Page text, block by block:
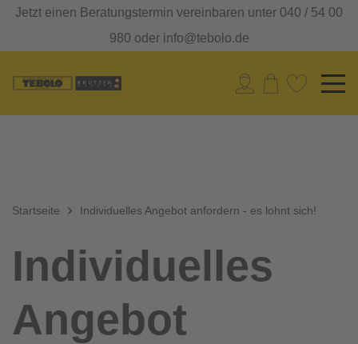
Jetzt einen Beratungstermin vereinbaren unter 040 / 54 00
980 oder info@tebolo.de
Startseite Individuelles Angebot anfordern - es lohnt sich!
Individuelles
Angebot